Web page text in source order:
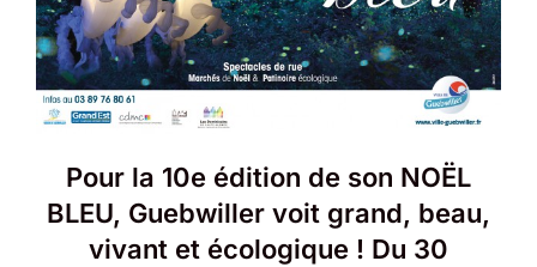
Pour la 10e édition de son NOËL
BLEU, Guebwiller voit grand, beau,
vivant et écologique ! Du 30